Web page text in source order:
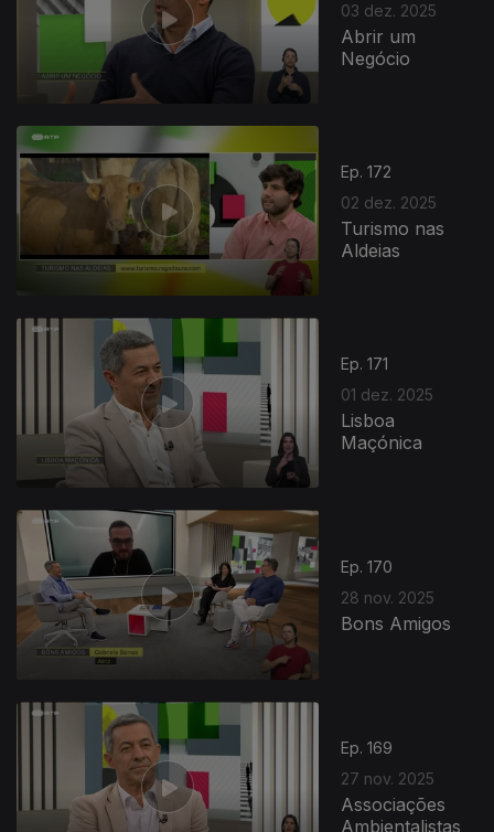
03 dez. 2025
Abrir um
Negócio
Ep. 172
02 dez. 2025
Turismo nas
Aldeias
Ep. 171
01 dez. 2025
Lisboa
Maçónica
Ep. 170
28 nov. 2025
Bons Amigos
Ep. 169
27 nov. 2025
Associações
Ambientalistas